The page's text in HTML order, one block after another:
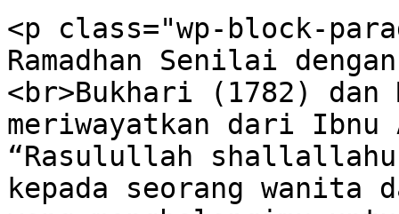
<p class="wp-block-
Ramadhan Senilai
<br>Bukhari (1782)
meriwayatkan dari
“Rasulullah
kepada seorang wanita